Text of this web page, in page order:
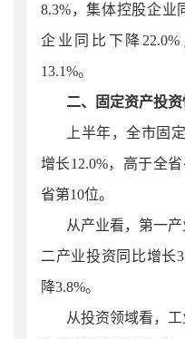
8.3%，集体控股企业
企业同比下降
13.1%。
二、固定资产投
上半年，全市固
增长12.0%，高于全
省第10位。
从产业看，第一
二产业投资同比增长
降3.8%。
从投资领域看，